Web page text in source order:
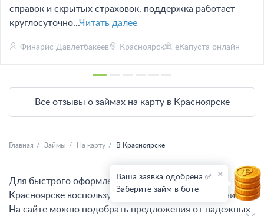
справок и скрытых страховок, поддержка работает
круглосуточно...Читать далее
Финарис Давлетбакеев Красноярск еКапуста онлайн
Все отзывы о займах на карту в Красноярске
Главная Займы На карту В Красноярске
Для быстрого оформления займа на карту в
Красноярске воспользуйтесь функционалом страницы.
На сайте можно подобрать предложения от надежных
Ваша заявка одобрена ✅
Заберите займ в боте